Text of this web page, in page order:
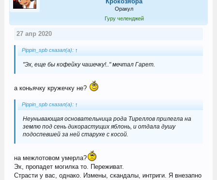
Оракул
Гуру челенджей
27 апр 2020
Pippin_spb сказал(а): ↑
"Эх, еще бы кофейку чашечку!.." мечтал Гарет.
а коньячку кружечку не?
Pippin_spb сказал(а): ↑
Неунывающая основательница рода Тиреллов прилегла на
землю под сень дикорастущих яблонь, и отдала душу
подоспевшей за ней старухе с косой.
на межлотовом умерла?
Эх, пропадет могилка то. Переживат.
Страсти у вас, однако. Измены, скандалы, интриги. Я внезапно